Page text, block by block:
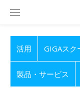
活用 GIGAスク
製品・サービス